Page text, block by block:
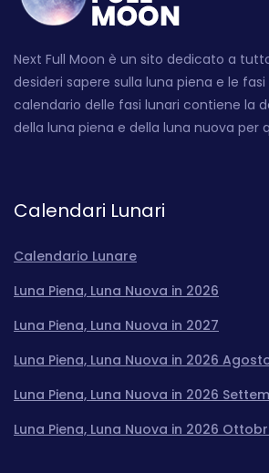
Next Full Moon è un sito dedicato a
desideri sapere sulla luna piena e le fasi
calendario delle fasi lunari contiene la
della luna piena e della luna nuova per
Calendari Lunari
Calendario Lunare
Luna Piena, Luna Nuova in 2026
Luna Piena, Luna Nuova in 2027
Luna Piena, Luna Nuova in 2026
Luna Piena, Luna Nuova in 2026
Luna Piena, Luna Nuova in 2026